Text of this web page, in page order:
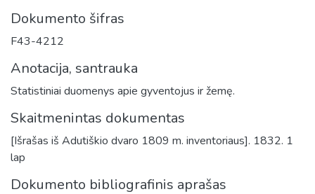
Dokumento šifras
F43-4212
Anotacija, santrauka
Statistiniai duomenys apie gyventojus ir žemę.
Skaitmenintas dokumentas
[Išrašas iš Adutiškio dvaro 1809 m. inventoriaus]. 1832. 1
lap
Dokumento bibliografinis aprašas